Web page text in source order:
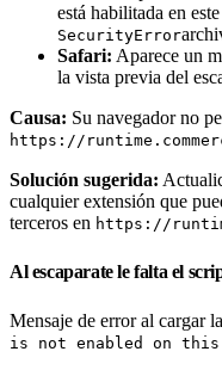
está habilitada en
SecurityError
Safari: Aparece un
la vista previa del
Causa: Su navegador no
https://
Solución sugerida:
cualquier extensión que
terceros en https://
Al escaparate le falta el
Mensaje de error al cargar
is not enabled on